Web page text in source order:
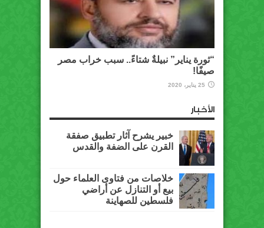
“ثورة يناير” نبيلةٌ شتاءً.. سبب خراب مصر
صيفًا!
25 يناير، 2020
الأخبار
خبير يشرح آثار تطبيق صفقة
القرن على الضفة والقدس
خلاصات من فتاوى العلماء حول
بيع أو التنازل عن أراضي
فلسطين للصهاينة